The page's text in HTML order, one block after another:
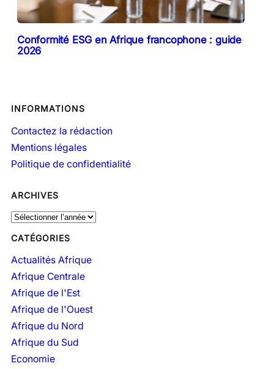
Conformité ESG en Afrique francophone : guide
2026
INFORMATIONS
Contactez la rédaction
Mentions légales
Politique de confidentialité
ARCHIVES
A
c
h
v
CATÉGORIES
Actualités Afrique
Afrique Centrale
Afrique de l'Est
Afrique de l'Ouest
Afrique du Nord
Afrique du Sud
Economie